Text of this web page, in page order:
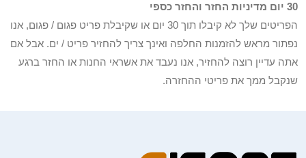
30 יום מדיניות החזר והחזר כספי
הפריטים שלך לא קיבלו תוך 30 יום או שקיבלת פריט פגום / פגום, אנו
נפתור מראש להזמנות החלפה ואינך צריך להחזיר פריט / ים. אבל אם
אתה עדיין רוצה להחזיר, אנו נעבד את אשראי החנות או החזר ברגע
שנקבל ממך את פריטי ההחזרה.